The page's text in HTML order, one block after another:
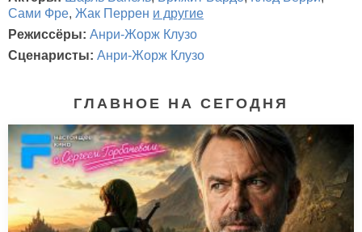
Сами Фре, Жак Перрен и другие
Режиссёры: Анри-Жорж Клузо
Сценаристы: Анри-Жорж Клузо
ГЛАВНОЕ НА СЕГОДНЯ